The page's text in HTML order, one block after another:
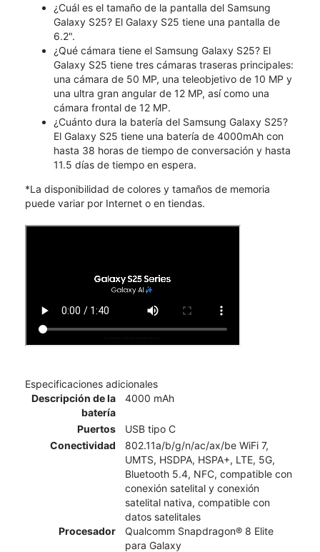
¿Cuál es el tamaño de la pantalla del Samsung
Galaxy S25? El Galaxy S25 tiene una pantalla de
6.2".
¿Qué cámara tiene el Samsung Galaxy S25? El
Galaxy S25 tiene tres cámaras traseras principales:
una cámara de 50 MP, una teleobjetivo de 10 MP y
una ultra gran angular de 12 MP, así como una
cámara frontal de 12 MP.
¿Cuánto dura la batería del Samsung Galaxy S25?
El Galaxy S25 tiene una batería de 4000mAh con
hasta 38 horas de tiempo de conversación y hasta
11.5 días de tiempo en espera.
*La disponibilidad de colores y tamaños de memoria
puede variar por Internet o en tiendas.
Especificaciones adicionales
Descripción de la
batería
4000 mAh
Puertos
USB tipo C
Conectividad
802.11a/b/g/n/ac/ax/be WiFi 7,
UMTS, HSDPA, HSPA+, LTE, 5G,
Bluetooth 5.4, NFC, compatible con
conexión satelital y conexión
satelital nativa, compatible con
datos satelitales
Procesador
Qualcomm Snapdragon® 8 Elite
para Galaxy